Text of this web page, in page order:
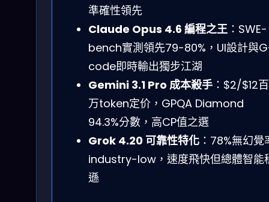
準確性領先
Claude Opus 4.6 編程之王 ：SWE-
bench實測領先79-80%，UI設計與
code即時輸出獨步江湖
Gemini 3.1 Pro 成本殺手 ：$2/$12百
万token定价，GPQA Diamond
94.3%分數，高CP值之選
Grok 4.20 可靠性特化 ：78%無幻覺
industry-low，速度飛快但總體智能
遜